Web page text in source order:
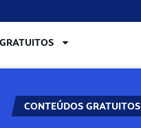
CONTEÚDOS GRATUITOS